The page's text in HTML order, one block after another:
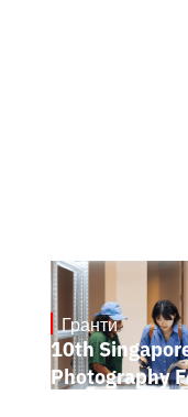
Гранти
10th
Photography